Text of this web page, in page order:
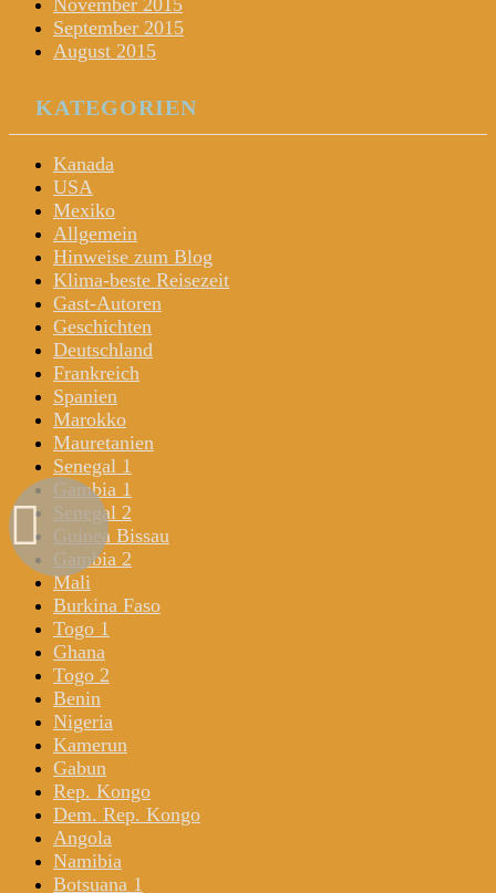
September 2015
August 2015
KATEGORIEN
Kanada
USA
Mexiko
Allgemein
Hinweise zum Blog
Klima-beste Reisezeit
Gast-Autoren
Geschichten
Deutschland
Frankreich
Spanien
Marokko
Mauretanien
Senegal 1
Gambia 1
Senegal 2
Guinea Bissau
Gambia 2
Mali
Burkina Faso
Togo 1
Ghana
Togo 2
Benin
Nigeria
Kamerun
Gabun
Rep. Kongo
Dem. Rep. Kongo
Angola
Namibia
Botsuana 1